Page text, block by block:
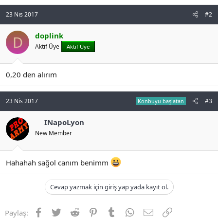
a
23 Nis 2017 #2
D doplink
Aktif Üye Aktif Üye
0,20 den alırım
23 Nis 2017 Konbuyu başlatan #3
INapoLyon
New Member
Hahahah sağol canım benimm
Cevap yazmak için giriş yap yada kayıt ol.
Paylaş: Facebook
TwitterReddit PinterestTumblrWhatsApp
E-postaLink